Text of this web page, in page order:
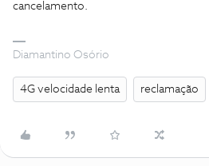
cancelamento.
Diamantino Osório
4G velocidade lenta reclamação